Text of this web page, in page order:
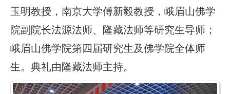
玉明教授，南京大学傅新毅教授，峨眉山佛学
院副院长法源法师、隆藏法师等研究生导师；
峨眉山佛学院第四届研究生及佛学院全体师
生。典礼由隆藏法师主持。